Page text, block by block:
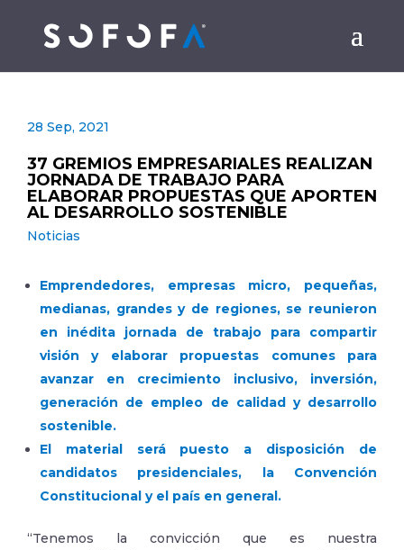
28 Sep, 2021
37 GREMIOS EMPRESARIALES REALIZAN
JORNADA DE TRABAJO PARA
ELABORAR PROPUESTAS QUE APORTEN
AL DESARROLLO SOSTENIBLE
Noticias
Emprendedores, empresas micro, pequeñas,
medianas, grandes y de regiones, se reunieron
en inédita jornada de trabajo para compartir
visión y elaborar propuestas comunes para
avanzar en crecimiento inclusivo, inversión,
generación de empleo de calidad y desarrollo
sostenible.
El material será puesto a disposición de
candidatos presidenciales, la Convención
Constitucional y el país en general.
“Tenemos la convicción que es nuestra